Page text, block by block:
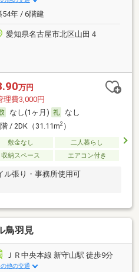
54年 / 6階建
愛知県名古屋市北区山田４
万円
理費3,000円
なし(1ヶ月)
なし
/ 2DK（31.11m2）
敷金なし
二人暮らし
収納スペース エアコン付き
ル張り・事務所使用可
鳥羽見
ＪＲ中央本線 新守山駅 徒歩9分
の他の交通